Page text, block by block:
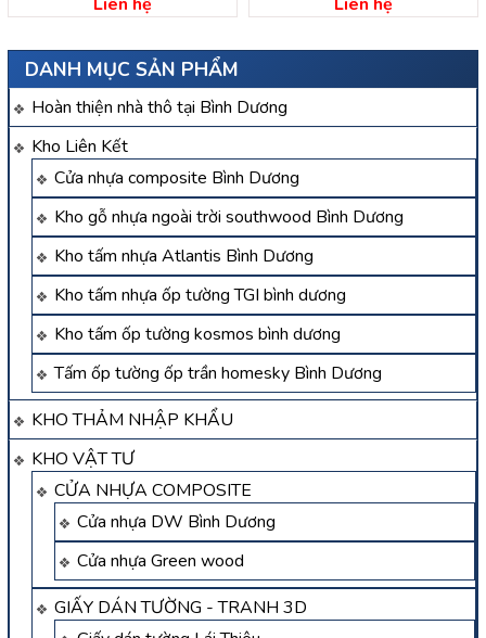
DANH MỤC SẢN PHẨM
Hoàn thiện nhà thô tại Bình Dương
Kho Liên Kết
Cửa nhựa composite Bình Dương
Kho gỗ nhựa ngoài trời southwood Bình Dương
Kho tấm nhựa Atlantis Bình Dương
Kho tấm nhựa ốp tường TGI bình dương
Kho tấm ốp tường kosmos bình dương
Tấm ốp tường ốp trần homesky Bình Dương
KHO THẢM NHẬP KHẨU
KHO VẬT TƯ
CỬA NHỰA COMPOSITE
Cửa nhựa DW Bình Dương
Cửa nhựa Green wood
GIẤY DÁN TƯỜNG - TRANH 3D
Liên hệ Liên hệ